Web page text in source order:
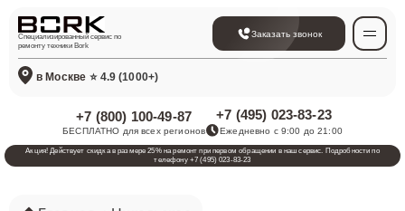
Специализированный сервис по
ремонту техники Bork
Заказать звонок
в Москве ⭐ 4.9 (1000+)
+7 (800) 100-49-87
БЕСПЛАТНО для всех регионов
+7 (495) 023-83-23
Ежедневно с 9:00 до 21:00
Акция! Действует скидка в размере 25% на ремонт при первом обращении в наш сервис. Подробности по
телефону +7 (495) 023-83-23